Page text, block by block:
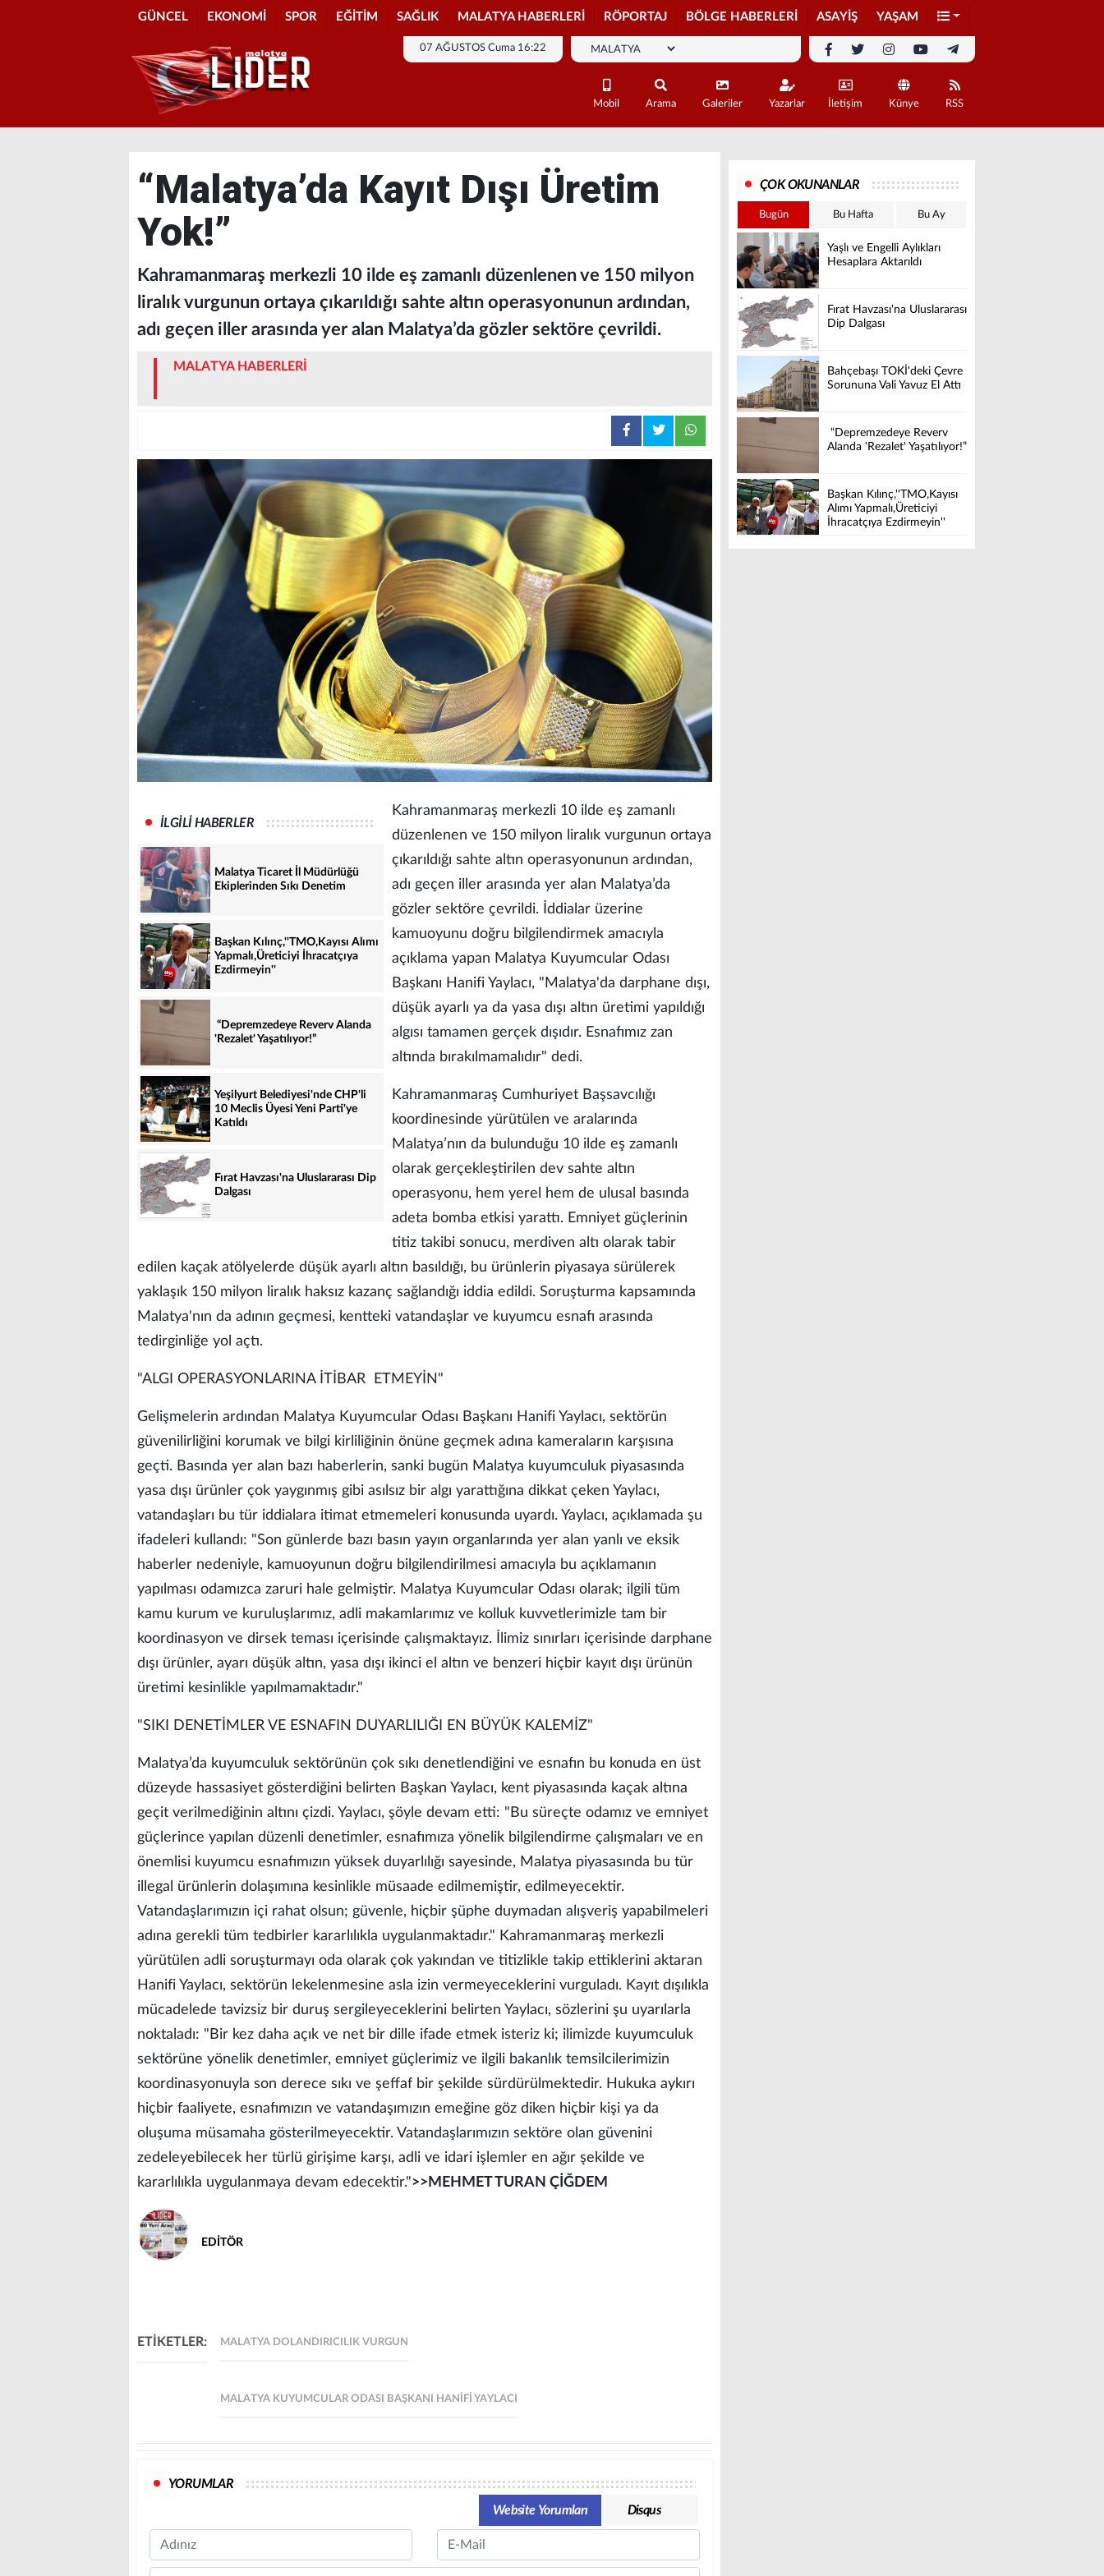
GÜNCEL EKONOMİ SPOR EĞİTİM SAĞLIK MALATYA HABERLERİ RÖPORTAJ BÖLGE HABERLERİ ASAYİŞ YAŞAM
07 AĞUSTOS Cuma 16:22
Mobil Arama Galeriler Yazarlar İletişim Künye RSS
“Malatya’da Kayıt Dışı Üretim
Yok!”
Kahramanmaraş merkezli 10 ilde eş zamanlı düzenlenen ve 150 milyon
liralık vurgunun ortaya çıkarıldığı sahte altın operasyonunun ardından,
adı geçen iller arasında yer alan Malatya’da gözler sektöre çevrildi.
MALATYA HABERLERİ
İLGİLİ HABERLER
Malatya Ticaret İl Müdürlüğü
Ekiplerinden Sıkı Denetim
Başkan Kılınç,''TMO,Kayısı Alımı
Yapmalı,Üreticiyi İhracatçıya
Ezdirmeyin''
“Depremzedeye Reverv Alanda
'Rezalet' Yaşatılıyor!”
Yeşilyurt Belediyesi'nde CHP'li
10 Meclis Üyesi Yeni Parti'ye
Katıldı
Fırat Havzası'na Uluslararası Dip
Dalgası
Kahramanmaraş merkezli 10 ilde eş zamanlı
düzenlenen ve 150 milyon liralık vurgunun ortaya
çıkarıldığı sahte altın operasyonunun ardından,
adı geçen iller arasında yer alan Malatya’da
gözler sektöre çevrildi. İddialar üzerine
kamuoyunu doğru bilgilendirmek amacıyla
açıklama yapan Malatya Kuyumcular Odası
Başkanı Hanifi Yaylacı, "Malatya'da darphane dışı,
düşük ayarlı ya da yasa dışı altın üretimi yapıldığı
algısı tamamen gerçek dışıdır. Esnafımız zan
altında bırakılmamalıdır" dedi.
Kahramanmaraş Cumhuriyet Başsavcılığı
koordinesinde yürütülen ve aralarında
Malatya’nın da bulunduğu 10 ilde eş zamanlı
olarak gerçekleştirilen dev sahte altın
operasyonu, hem yerel hem de ulusal basında
adeta bomba etkisi yarattı. Emniyet güçlerinin
titiz takibi sonucu, merdiven altı olarak tabir
edilen kaçak atölyelerde düşük ayarlı altın basıldığı, bu ürünlerin piyasaya sürülerek
yaklaşık 150 milyon liralık haksız kazanç sağlandığı iddia edildi. Soruşturma kapsamında
Malatya'nın da adının geçmesi, kentteki vatandaşlar ve kuyumcu esnafı arasında
tedirginliğe yol açtı.
"ALGI OPERASYONLARINA İTİBAR ETMEYİN"
Gelişmelerin ardından Malatya Kuyumcular Odası Başkanı Hanifi Yaylacı, sektörün
güvenilirliğini korumak ve bilgi kirliliğinin önüne geçmek adına kameraların karşısına
geçti. Basında yer alan bazı haberlerin, sanki bugün Malatya kuyumculuk piyasasında
yasa dışı ürünler çok yaygınmış gibi asılsız bir algı yarattığına dikkat çeken Yaylacı,
vatandaşları bu tür iddialara itimat etmemeleri konusunda uyardı. Yaylacı, açıklamada şu
ifadeleri kullandı: "Son günlerde bazı basın yayın organlarında yer alan yanlı ve eksik
haberler nedeniyle, kamuoyunun doğru bilgilendirilmesi amacıyla bu açıklamanın
yapılması odamızca zaruri hale gelmiştir. Malatya Kuyumcular Odası olarak; ilgili tüm
kamu kurum ve kuruluşlarımız, adli makamlarımız ve kolluk kuvvetlerimizle tam bir
koordinasyon ve dirsek teması içerisinde çalışmaktayız. İlimiz sınırları içerisinde darphane
dışı ürünler, ayarı düşük altın, yasa dışı ikinci el altın ve benzeri hiçbir kayıt dışı ürünün
üretimi kesinlikle yapılmamaktadır."
"SIKI DENETİMLER VE ESNAFIN DUYARLILIĞI EN BÜYÜK KALEMİZ"
Malatya’da kuyumculuk sektörünün çok sıkı denetlendiğini ve esnafın bu konuda en üst
düzeyde hassasiyet gösterdiğini belirten Başkan Yaylacı, kent piyasasında kaçak altına
geçit verilmediğinin altını çizdi. Yaylacı, şöyle devam etti: "Bu süreçte odamız ve emniyet
güçlerince yapılan düzenli denetimler, esnafımıza yönelik bilgilendirme çalışmaları ve en
önemlisi kuyumcu esnafımızın yüksek duyarlılığı sayesinde, Malatya piyasasında bu tür
illegal ürünlerin dolaşımına kesinlikle müsaade edilmemiştir, edilmeyecektir.
Vatandaşlarımızın içi rahat olsun; güvenle, hiçbir şüphe duymadan alışveriş yapabilmeleri
adına gerekli tüm tedbirler kararlılıkla uygulanmaktadır." Kahramanmaraş merkezli
yürütülen adli soruşturmayı oda olarak çok yakından ve titizlikle takip ettiklerini aktaran
Hanifi Yaylacı, sektörün lekelenmesine asla izin vermeyeceklerini vurguladı. Kayıt dışılıkla
mücadelede tavizsiz bir duruş sergileyeceklerini belirten Yaylacı, sözlerini şu uyarılarla
noktaladı: "Bir kez daha açık ve net bir dille ifade etmek isteriz ki; ilimizde kuyumculuk
sektörüne yönelik denetimler, emniyet güçlerimiz ve ilgili bakanlık temsilcilerimizin
koordinasyonuyla son derece sıkı ve şeffaf bir şekilde sürdürülmektedir. Hukuka aykırı
hiçbir faaliyete, esnafımızın ve vatandaşımızın emeğine göz diken hiçbir kişi ya da
oluşuma müsamaha gösterilmeyecektir. Vatandaşlarımızın sektöre olan güvenini
zedeleyebilecek her türlü girişime karşı, adli ve idari işlemler en ağır şekilde ve
kararlılıkla uygulanmaya devam edecektir.">>MEHMET TURAN ÇİĞDEM
EDİTÖR
ETİKETLER: MALATYA DOLANDIRICILIK VURGUN
MALATYA KUYUMCULAR ODASI BAŞKANI HANIFI YAYLACI
YORUMLAR
Website Yorumları
Disqus
Name Email
ÇOK OKUNANLAR
Bugün Bu Hafta Bu Ay
Yaşlı ve Engelli Aylıkları
Hesaplara Aktarıldı
Fırat Havzası'na Uluslararası
Dip Dalgası
Bahçebaşı TOKİ'deki Çevre
Sorununa Vali Yavuz El Attı
“Depremzedeye Reverv
Alanda 'Rezalet' Yaşatılıyor!”
Başkan Kılınç,''TMO,Kayısı
Alımı Yapmalı,Üreticiyi
İhracatçıya Ezdirmeyin''